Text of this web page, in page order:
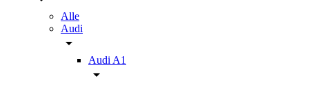
Alle
Audi
Audi A1